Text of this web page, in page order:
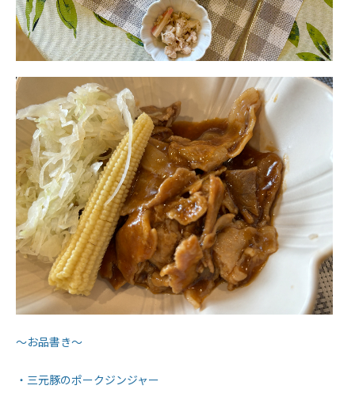
～お品書き～
・三元豚のポークジンジャー